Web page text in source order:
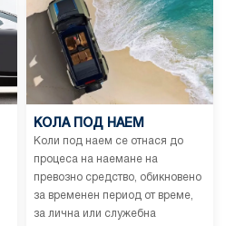
КОЛА ПОД НАЕМ
Коли под наем се отнася до
процеса на наемане на
превозно средство, обикновено
за временен период от време,
за лична или служебна